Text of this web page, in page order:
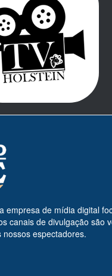
empresa de mídia digital
canais de divulgação são
espectadores.